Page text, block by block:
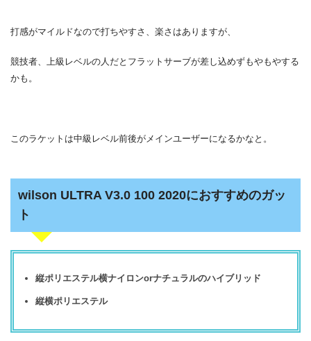
打感がマイルドなので打ちやすさ、楽さはありますが、
競技者、上級レベルの人だとフラットサーブが差し込めずもやもやする
かも。
このラケットは中級レベル前後がメインユーザーになるかなと。
wilson ULTRA V3.0 100 2020におすすめのガッ
ト
縦ポリエステル横ナイロンorナチュラルのハイブリッド
縦横ポリエステル